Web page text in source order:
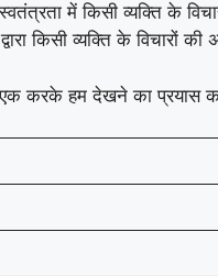
में किसी व्यक्ति के
व्यक्ति के विचारों की
करके हम देखने का प्रयास